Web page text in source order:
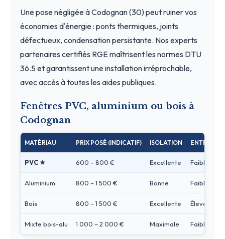
Une pose négligée à Codognan (30) peut ruiner vos
économies d'énergie : ponts thermiques, joints
défectueux, condensation persistante. Nos experts
partenaires certifiés RGE maîtrisent les normes DTU
36.5 et garantissent une installation irréprochable,
avec accès à toutes les aides publiques.
Fenêtres PVC, aluminium ou bois à
Codognan
MATÉRIAU PRIX POSÉ (INDICATIF) ISOLATION ENTRETIEN
PVC ★ 600 – 800 € Excellente Faible
Aluminium 800 – 1 500 € Bonne Faible
Bois 800 – 1 500 € Excellente Élevé
Mixte bois-alu 1 000 – 2 000 € Maximale Faible